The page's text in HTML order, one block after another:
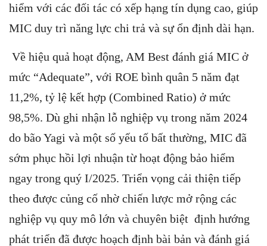
hiểm với các đối tác có xếp hạng tín dụng cao, giúp
MIC duy trì năng lực chi trả và sự ổn định dài hạn.
Về hiệu quả hoạt động, AM Best đánh giá MIC ở
mức “Adequate”, với ROE bình quân 5 năm đạt
11,2%, tỷ lệ kết hợp (Combined Ratio) ở mức
98,5%. Dù ghi nhận lỗ nghiệp vụ trong năm 2024
do bão Yagi và một số yếu tố bất thường, MIC đã
sớm phục hồi lợi nhuận từ hoạt động bảo hiểm
ngay trong quý I/2025. Triển vọng cải thiện tiếp
theo được củng cố nhờ chiến lược mở rộng các
nghiệp vụ quy mô lớn và chuyên biệt định hướng
phát triển đã được hoạch định bài bản và đánh giá